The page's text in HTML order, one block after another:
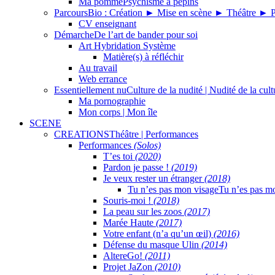
ParcoursBio : Création ► Mise en scène ► Théâtre ►
CV enseignant
DémarcheDe l’art de bander pour soi
Art Hybridation Système
Matière(s) à réfléchir
Au travail
Web errance
Essentiellement nuCulture de la nudité | Nudité de la
Ma pornographie
Mon corps | Mon île
SCENE
CREATIONSThéâtre | Performances
Performances (Solos)
T’es toi (2020)
Pardon je passe ! (2019)
Je veux rester un étranger(2018)
Tu n’es pas mon visageTu n’es pas
Souris-moi ! (2018)
La peau sur les zoos (2017)
Marée Haute (2017)
Votre enfant (n’a qu’un œil) (2016)
Défense du masque Ulin (2014)
AltereGo! (2011)
Projet JaZon (2010)